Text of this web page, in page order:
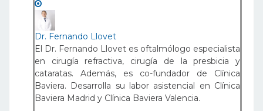
Dr. Fernando Llovet
El Dr. Fernando Llovet es oftalmólogo especialista
en cirugía refractiva, cirugía de la presbicia y
cataratas. Además, es co-fundador de Clínica
Baviera. Desarrolla su labor asistencial en Clínica
Baviera Madrid y Clínica Baviera Valencia.